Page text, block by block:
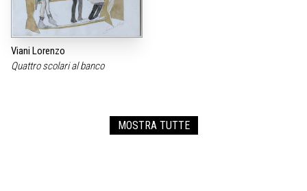
Viani Lorenzo
Quattro scolari al banco
MOSTRA TUTTE